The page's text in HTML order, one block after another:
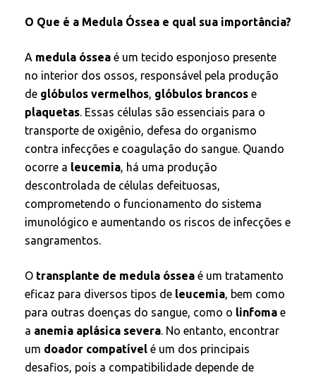
O Que é a Medula Óssea e qual sua importância?
A medula óssea é um tecido esponjoso presente
no interior dos ossos, responsável pela produção
de glóbulos vermelhos, glóbulos brancos e
plaquetas. Essas células são essenciais para o
transporte de oxigênio, defesa do organismo
contra infecções e coagulação do sangue. Quando
ocorre a leucemia, há uma produção
descontrolada de células defeituosas,
comprometendo o funcionamento do sistema
imunológico e aumentando os riscos de infecções e
sangramentos.
O transplante de medula óssea é um tratamento
eficaz para diversos tipos de leucemia, bem como
para outras doenças do sangue, como o linfoma e
a anemia aplásica severa. No entanto, encontrar
um doador compatível é um dos principais
desafios, pois a compatibilidade depende de